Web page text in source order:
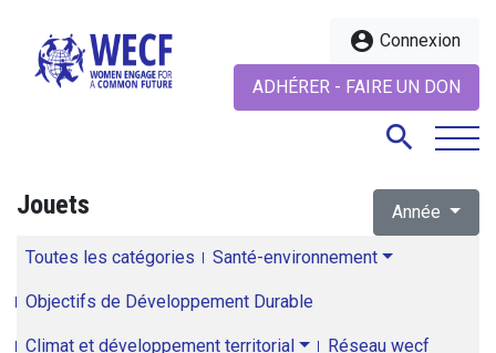
account_circle Connexion
ADHÉRER - FAIRE UN DON
search
Jouets Année
Toutes les catégories Santé-environnement
Objectifs de Développement Durable
Climat et développement territorial Réseau wecf